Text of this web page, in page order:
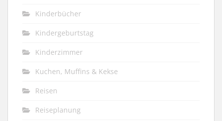
Kinderbücher
Kindergeburtstag
Kinderzimmer
Kuchen, Muffins & Kekse
Reisen
Reiseplanung